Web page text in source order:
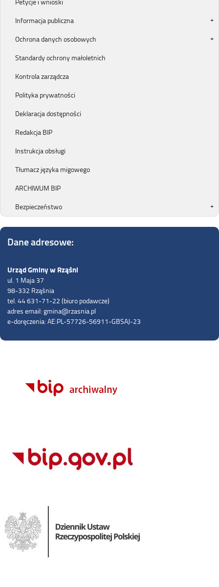
Informacja publiczna
Ochrona danych osobowych
Standardy ochrony małoletnich
Kontrola zarządcza
Polityka prywatności
Deklaracja dostępności
Redakcja BIP
Instrukcja obsługi
Tłumacz języka migowego
ARCHIWUM BIP
Bezpieczeństwo
Dane adresowe:
Urząd Gminy w Rząśni
ul. 1 Maja 37
98-332 Rząśnia
tel. 44 631-71-22 (biuro podawcze)
adres email: gmina@rzasnia.pl
e-doręczenia: AE:PL-57726-56911-GBSAJ-23